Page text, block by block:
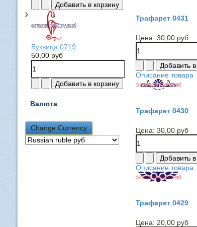
Буквица 0719
50,00 руб
Валюта
Трафарет 0431
Цена: 30,00 руб
Описание товара
Трафарет 0430
Цена: 30,00 руб
Описание товара
Трафарет 0429
Цена: 20,00 руб